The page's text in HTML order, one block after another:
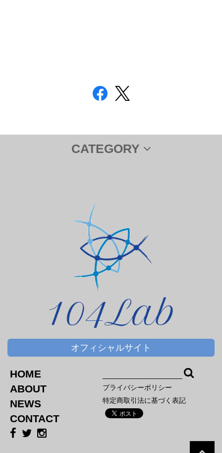
CATEGORY
オフィシャルサイト
HOME
ABOUT
NEWS
CONTACT
プライバシーポリシー
特定商取引法に基づく表記